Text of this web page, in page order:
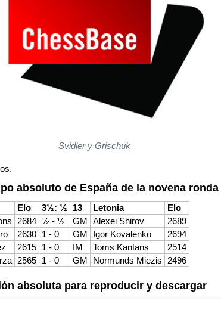
Svidler y Grischuk
absoluto de España de la novena ronda
Elo 3½: ½ 13 Letonia
Elo
2684 ½ - ½ GM Alexei Shirov
2689
2630 1 - 0 GM Igor Kovalenko
2694
2615 1 - 0 IM Toms Kantans
2514
2565 1 - 0 GM Normunds Miezis 2496
absoluta para reproducir y descargar